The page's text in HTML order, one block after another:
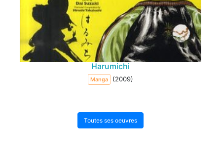
Harumichi
Manga (2009)
Toutes ses oeuvres